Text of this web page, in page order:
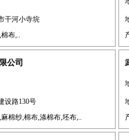
干河小寺垸
布,..
公司
设路130号
棉纱,棉布,涤棉布,坯布,..